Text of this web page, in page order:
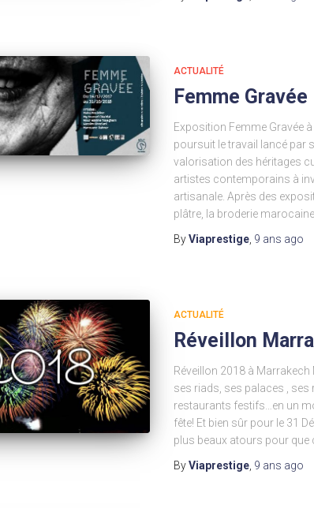
ACTUALITÉ
Femme Gravée
Exposition Femme Gravée
poursuit le travail lancé par
valorisation des héritages
artistes contemporains à
artisanale. Après des
plâtre, la broderie
ByViaprestige 9 ans ago
ACTUALITÉ
Réveillon
Réveillon 2018 à
ses riads, ses palaces ,
restaurants festifs…en un
fête! Et bien sûr pour le 31
plus beaux atours pour que
ByViaprestige 9 ans ago